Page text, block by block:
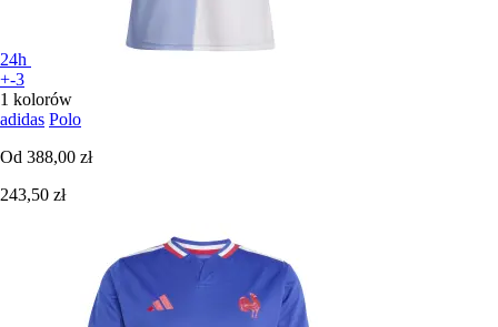
24h
+-3
1 kolorów
adidas Polo
Od 388,00 zł
243,50 zł